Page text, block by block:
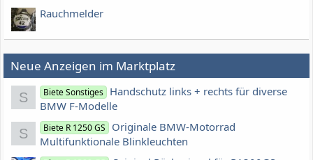
Rauchmelder
Neue Anzeigen im Marktplatz
S Biete Sonstiges Handschutz links + rechts für diverse
BMW F-Modelle
S Biete R 1250 GS
Originale BMW-Motorrad
Multifunktionale Blinkleuchten